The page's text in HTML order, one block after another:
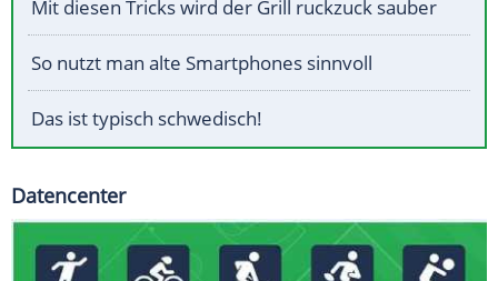
Mit diesen Tricks wird der Grill ruckzuck sauber
So nutzt man alte Smartphones sinnvoll
Das ist typisch schwedisch!
Datencenter